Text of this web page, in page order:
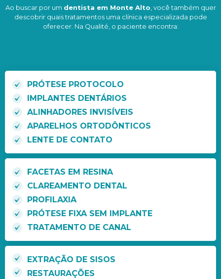
Ao buscar por um dentista em Monte Alto , você também quer
descobrir quais tratamentos uma clínica especializada pode
oferecer. Na Qualité, o paciente encontra:
PRÓTESE PROTOCOLO
IMPLANTES DENTÁRIOS
ALINHADORES INVISÍVEIS
APARELHOS ORTODÔNTICOS
LENTE DE CONTATO
FACETAS EM RESINA
CLAREAMENTO DENTAL
PROFILAXIA
PRÓTESE FIXA SEM IMPLANTE
TRATAMENTO DE CANAL
EXTRAÇÃO DE SISOS
RESTAURAÇÕES